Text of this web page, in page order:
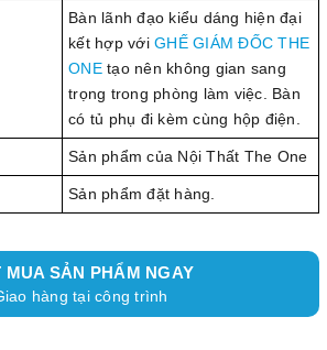
Bàn lãnh đạo kiểu dáng hiện đại
kết hợp với GHẾ GIÁM ĐỐC THE
ONEtạo nên không gian sang
trọng trong phòng làm việc. Bàn
có tủ phụ đi kèm cùng hộp điện.
Sản phẩm của Nội Thất The One
Sản phẩm đặt hàng.
MUA SẢN PHẨM NGAY
hàng tại công trình